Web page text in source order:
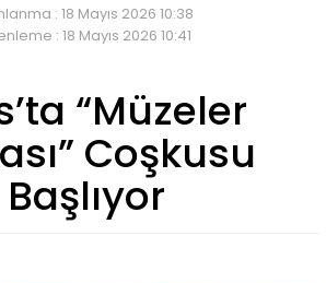
: 18 Mayıs 2026 10:38
: 18 Mayıs 2026 10:41
“Müzeler
Coşkusu
Başlıyor